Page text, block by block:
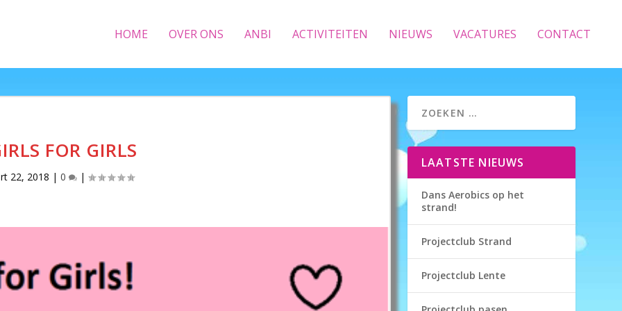
HOME OVER ONS ANBI ACTIVITEITEN NIEUWS VACATURES CONTACT
FOR GIRLS
22, 2018 |0 |
LAATSTE NIEUWS
Dans Aerobics op het
strand!
Projectclub Strand
Projectclub Lente